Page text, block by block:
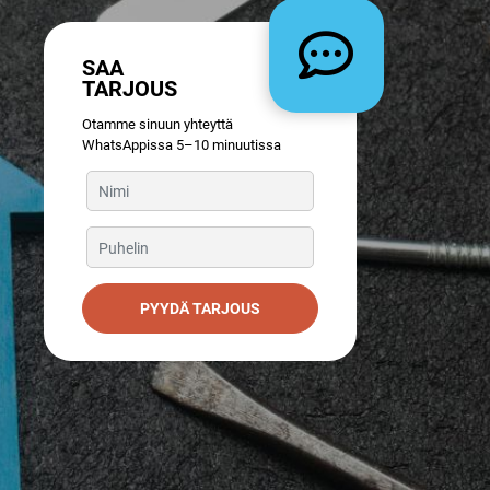
SAA
TARJOUS
Otamme sinuun yhteyttä
WhatsAppissa 5–10 minuutissa
PYYDÄ TARJOUS